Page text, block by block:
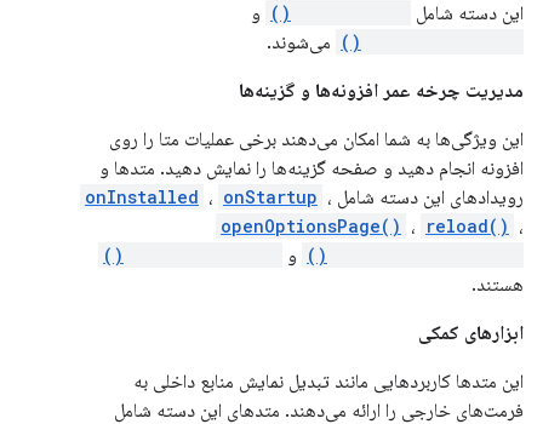
این دسته شامل
و
می‌شوند.
مدیریت چرخه عمر افزونه‌ها و گزینه‌ها
این ویژگی‌ها به شما امکان می‌دهند برخی عملیات متا را روی
افزونه انجام دهید و صفحه گزینه‌ها را نمایش دهید. متدها و
رویدادهای این دسته شامل
onInstalled ، onStartup ،
openOptionsPage() ، reload() ،
و
هستند.
ابزارهای کمکی
این متدها کاربردهایی مانند تبدیل نمایش منابع داخلی به
فرمت‌های خارجی را ارائه می‌دهند. متدهای این دسته شامل